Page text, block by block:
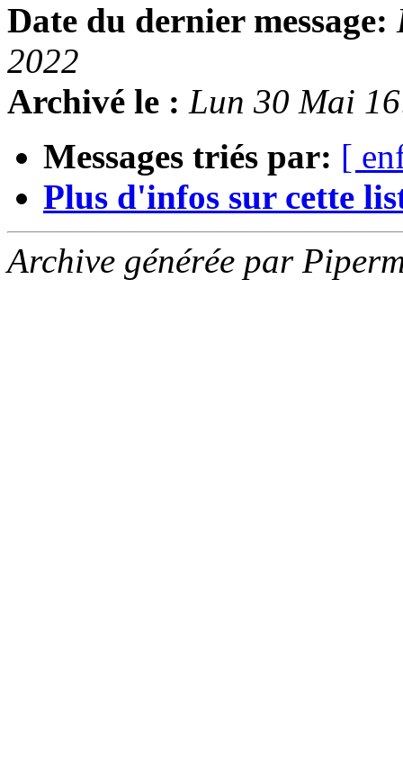
Date du dernier message:
2022
Archivé le : Lun 30 Mai
Messages triés par: [
Plus d'infos sur cette
Archive générée par